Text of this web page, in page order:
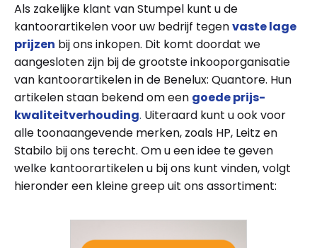
Als zakelijke klant van Stumpel kunt u de
kantoorartikelen voor uw bedrijf tegenvaste lage
prijzen bij ons inkopen. Dit komt doordat we
aangesloten zijn bij de grootste inkooporganisatie
van kantoorartikelen in de Benelux: Quantore. Hun
artikelen staan bekend om een goede prijs-
kwaliteitverhouding. Uiteraard kunt u ook voor
alle toonaangevende merken, zoals HP, Leitz en
Stabilo bij ons terecht. Om u een idee te geven
welke kantoorartikelen u bij ons kunt vinden, volgt
hieronder een kleine greep uit ons assortiment: